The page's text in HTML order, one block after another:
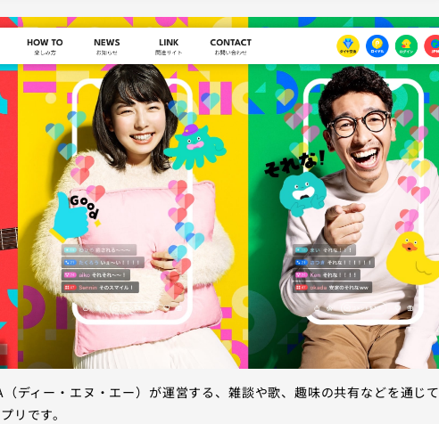
ディー・エヌ・エー）が運営する、雑談や歌、趣味の共有などを通じて
リです。